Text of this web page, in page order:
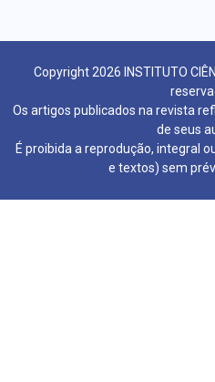
Copyright 2026 INSTITUTO
Os artigos publicados na revista
de seus
É proibida a reprodução, integral
e textos) sem